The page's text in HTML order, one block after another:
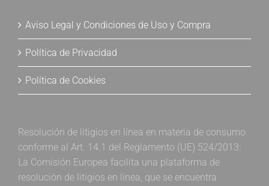
Aviso Legal y Condiciones de Uso y Compra
Política de Privacidad
Política de Cookies
Resolución de litigios en línea en materia de consumo
conforme al Art. 14.1 del Reglamento (UE) 524/2013:
La Comisión Europea facilita una plataforma de
resolución de litigios en línea, que se encuentra